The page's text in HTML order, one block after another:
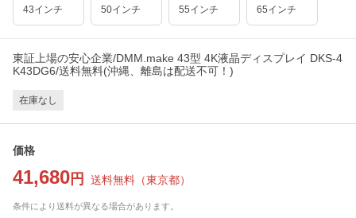
43インチ 50インチ 55インチ 65インチ
東証上場の安心企業/DMM.make 43型 4K液晶ディスプレイ DKS-4
K43DG6/送料無料(沖縄、離島は配送不可！)
在庫なし
価格
41,680 円 送料無料 （東京都）
条件により送料が異なる場合があります。